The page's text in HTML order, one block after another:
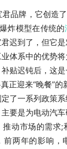
君品牌，它创造
炸模型在传统的
迟到了，但它
体系中的优势
贴迟钝后，这
正迎来“晚餐”的
了一系列政策
要是为电动汽
动市场的需求;
前两年的影响，